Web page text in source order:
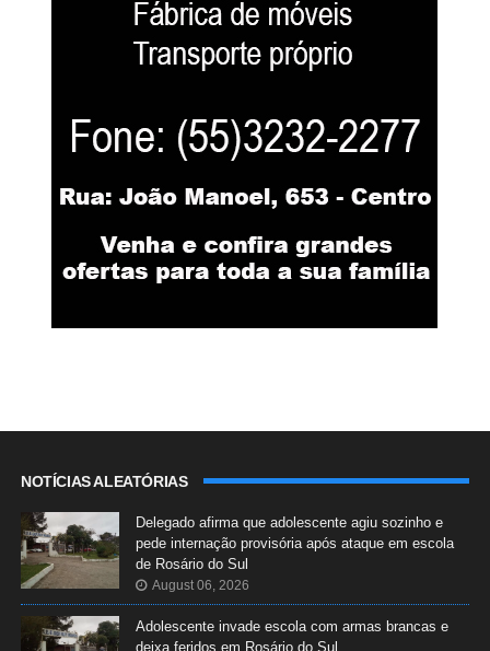
NOTÍCIAS ALEATÓRIAS
Delegado afirma que adolescente agiu sozinho e
pede internação provisória após ataque em escola
de Rosário do Sul
August 06, 2026
Adolescente invade escola com armas brancas e
deixa feridos em Rosário do Sul